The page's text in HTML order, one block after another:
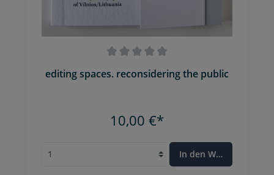
editing spaces. reconsidering the public
10,00 €*
In den Warenkorb